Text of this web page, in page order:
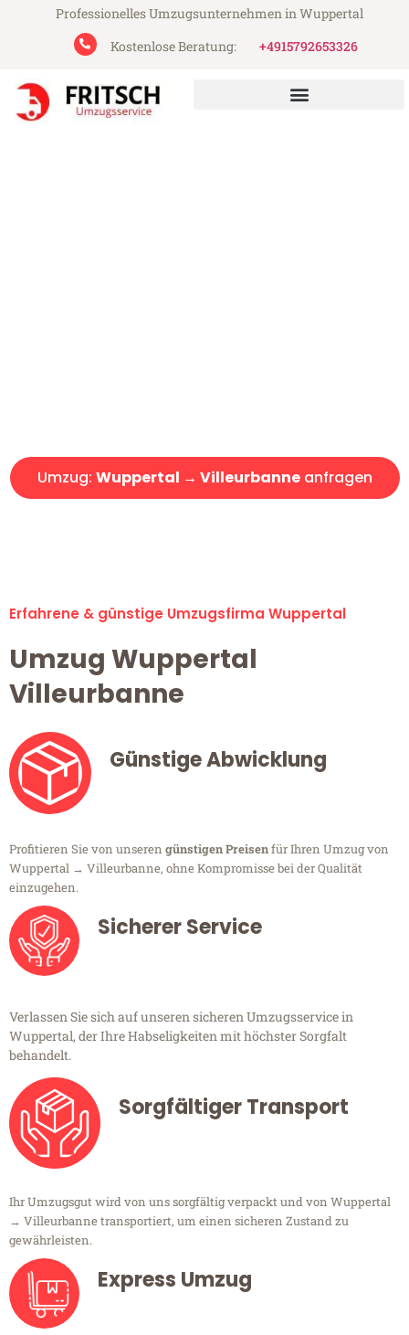
Professionelles Umzugsunternehmen in Wuppertal
Kostenlose Beratung:
+4915792653326
Umzug: Wuppertal → Villeurbanneanfragen
Erfahrene & günstige Umzugsfirma Wuppertal
Umzug Wuppertal
Villeurbanne
Günstige Abwicklung
Profitieren Sie von unseren günstigen Preisenfür Ihren Umzug von
Wuppertal → Villeurbanne, ohne Kompromisse bei der Qualität
einzugehen.
Sicherer Service
Verlassen Sie sich auf unseren sicheren Umzugsservice in
Wuppertal, der Ihre Habseligkeiten mit höchster Sorgfalt
behandelt.
Sorgfältiger Transport
Ihr Umzugsgut wird von uns sorgfältig verpackt und von Wuppertal
→ Villeurbanne transportiert, um einen sicheren Zustand zu
gewährleisten.
Express Umzug